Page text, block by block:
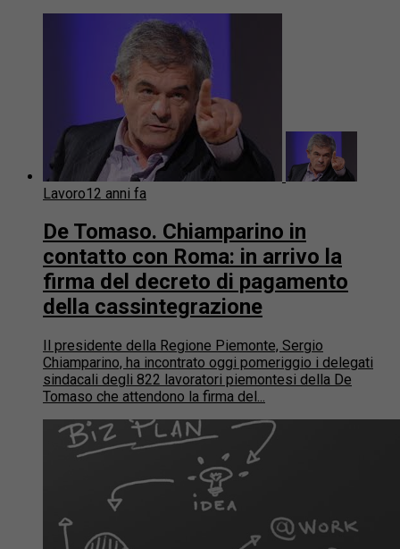
Lavoro12 anni fa
De Tomaso. Chiamparino in
contatto con Roma: in arrivo la
firma del decreto di pagamento
della cassintegrazione
Il presidente della Regione Piemonte, Sergio
Chiamparino, ha incontrato oggi pomeriggio i delegati
sindacali degli 822 lavoratori piemontesi della De
Tomaso che attendono la firma del...